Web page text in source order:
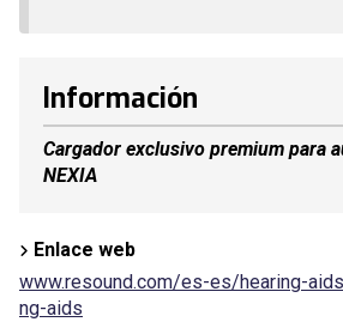
Información
Cargador exclusivo premium para
NEXIA
Enlace web
www.resound.com/es-es/hearing-
ng-aids